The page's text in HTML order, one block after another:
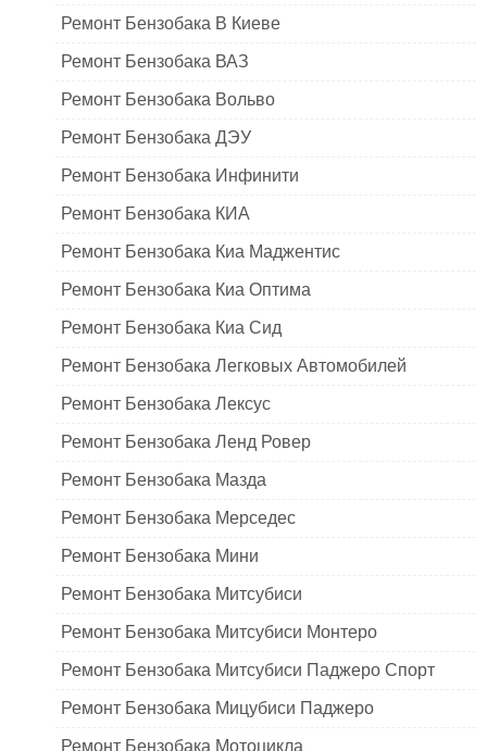
Ремонт Бензобака В Киеве
Ремонт Бензобака ВАЗ
Ремонт Бензобака Вольво
Ремонт Бензобака ДЭУ
Ремонт Бензобака Инфинити
Ремонт Бензобака КИА
Ремонт Бензобака Киа Маджентис
Ремонт Бензобака Киа Оптима
Ремонт Бензобака Киа Сид
Ремонт Бензобака Легковых Автомобилей
Ремонт Бензобака Лексус
Ремонт Бензобака Ленд Ровер
Ремонт Бензобака Мазда
Ремонт Бензобака Мерседес
Ремонт Бензобака Мини
Ремонт Бензобака Митсубиси
Ремонт Бензобака Митсубиси Монтеро
Ремонт Бензобака Митсубиси Паджеро Спорт
Ремонт Бензобака Мицубиси Паджеро
Ремонт Бензобака Мотоцикла